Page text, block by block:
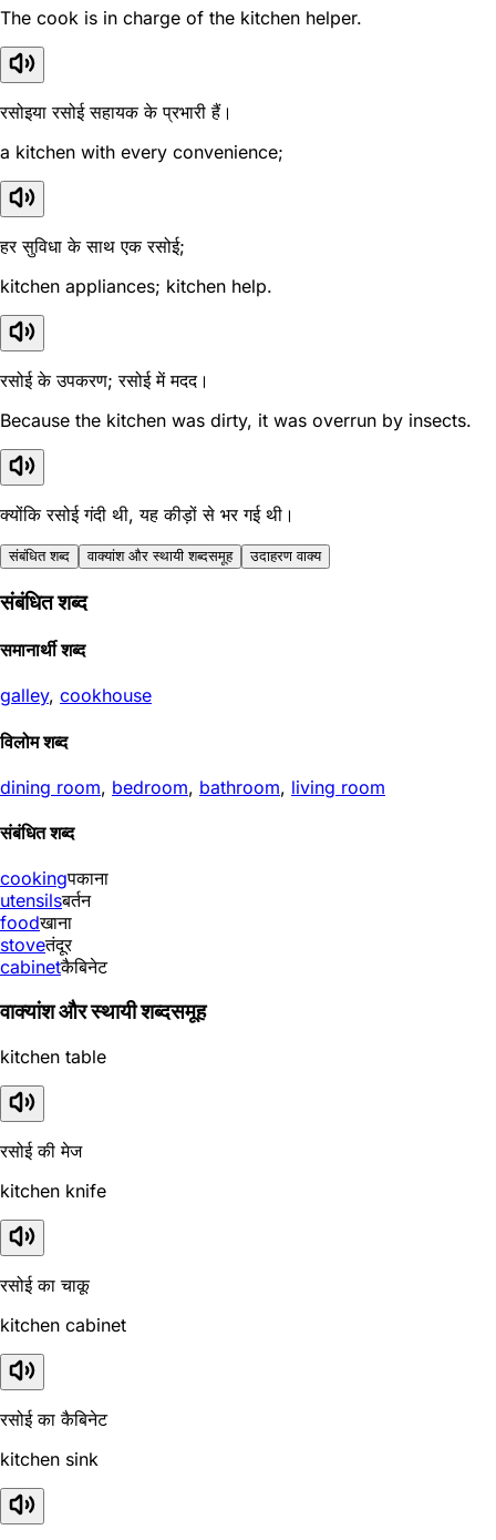
The cook is in charge of the kitchen helper.
रसोइया रसोई सहायक के प्रभारी हैं।
a kitchen with every convenience;
हर सुविधा के साथ एक रसोई;
kitchen appliances; kitchen help.
रसोई के उपकरण; रसोई में मदद।
Because the kitchen was dirty, it was overrun by insects.
क्योंकि रसोई गंदी थी, यह कीड़ों से भर गई थी।
संबंधित शब्द वाक्यांश और स्थायी शब्दसमूह उदाहरण वाक्य
संबंधित शब्द
समानार्थी शब्द
galley, cookhouse
विलोम शब्द
dining room, bedroom, bathroom, living room
संबंधित शब्द
cookingपकाना
utensilsबर्तन
foodखाना
stoveतंदूर
cabinetकैबिनेट
वाक्यांश और स्थायी शब्दसमूह
kitchen table
रसोई की मेज
kitchen knife
रसोई का चाकू
kitchen cabinet
रसोई का कैबिनेट
kitchen sink